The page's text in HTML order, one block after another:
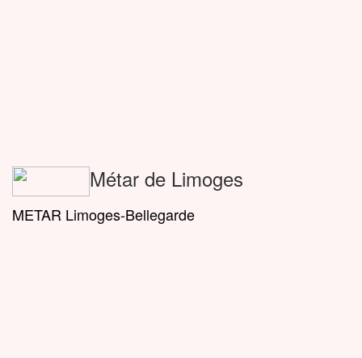
Métar de Limoges
METAR Limoges-Bellegarde